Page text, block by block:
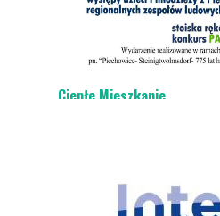
Ciepłe Mieszkanie
Zakład Usług Komunalnych